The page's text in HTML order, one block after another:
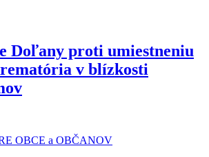
existujúcej skládky na komunálny odpad o
na nebezpečný odpad v katastri obce Jasov
Doľany proti umiestneniu
v blízkosti
OBCE a OBČANOV